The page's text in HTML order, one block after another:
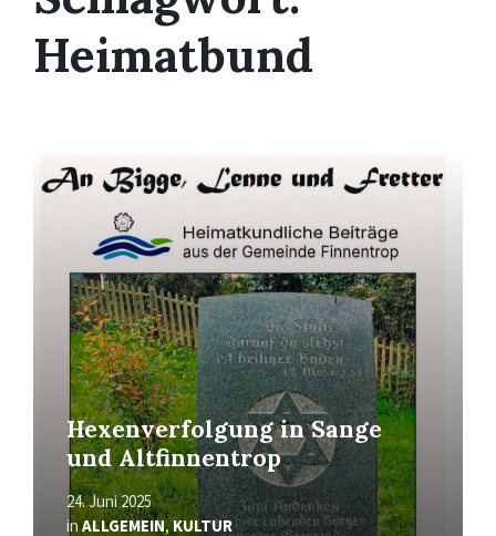
Heimatbund
Hexenverfolgung in Sange
und Altfinnentrop
24. Juni 2025
inALLGEMEIN,KULTUR
erfahren